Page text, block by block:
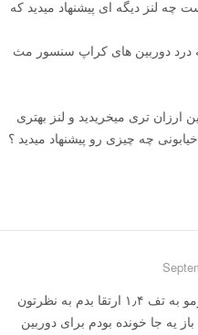
دوربین من که ۸۰دی هست چه لنز دیگه ای پیشنهاد میدید که
درد دوربین های کراپ سنسور مث
ارزان تری میخریدید و لنز بهتری
چه چیزی رو پیشنهاد میدید ؟
و یه سوال دیگه من الان قصدم اینه لنزمو به تف ۱٫۴ ارتقا بدم به نظرتون
یه جا خونده بودم برای دوربین